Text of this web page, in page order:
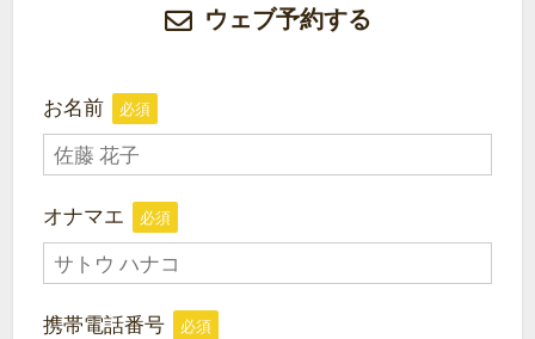
ウェブ予約する
お名前 必須
オナマエ 必須
携帯電話番号 必須